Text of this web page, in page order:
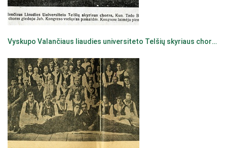
Vyskupo Valančiaus liaudies universiteto Telšių skyriaus choras